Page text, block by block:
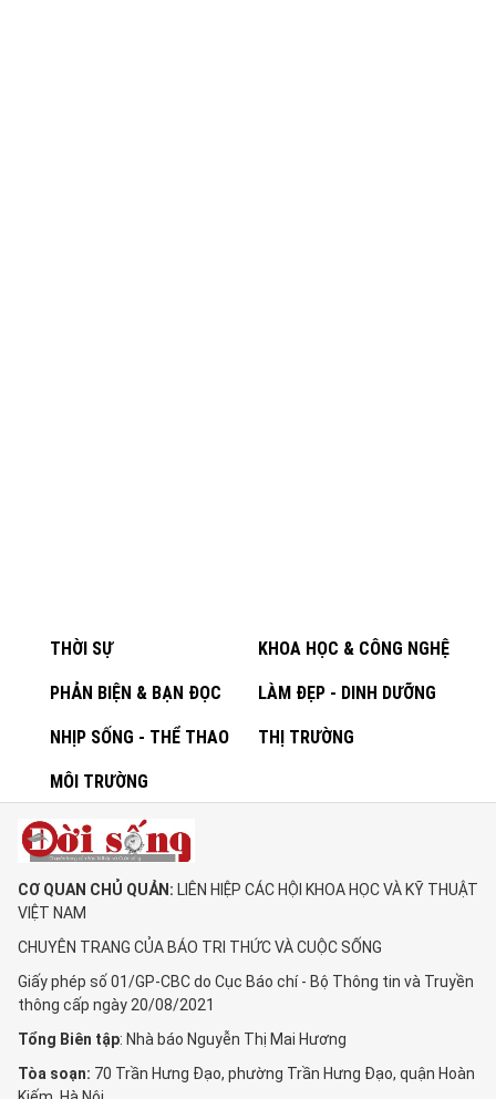
THỜI SỰ KHOA HỌC & CÔNG NGHỆ
PHẢN BIỆN & BẠN ĐỌC LÀM ĐẸP - DINH DƯỠNG
NHỊP SỐNG - THỂ THAO THỊ TRƯỜNG
MÔI TRƯỜNG
CƠ QUAN CHỦ QUẢN: LIÊN HIỆP CÁC HỘI KHOA HỌC VÀ KỸ THUẬT
VIỆT NAM
CHUYÊN TRANG CỦA BÁO TRI THỨC VÀ CUỘC SỐNG
Giấy phép số 01/GP-CBC do Cục Báo chí - Bộ Thông tin và Truyền
thông cấp ngày 20/08/2021
Tổng Biên tập: Nhà báo Nguyễn Thị Mai Hương
Tòa soạn: 70 Trần Hưng Đạo, phường Trần Hưng Đạo, quận Hoàn